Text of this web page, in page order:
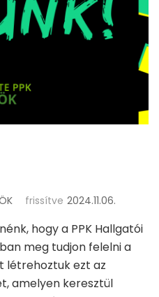
frissítve 2024.11.06.
hogy a PPK Hallgatói
meg tudjon felelni a
létrehoztuk ezt az
amelyen keresztül